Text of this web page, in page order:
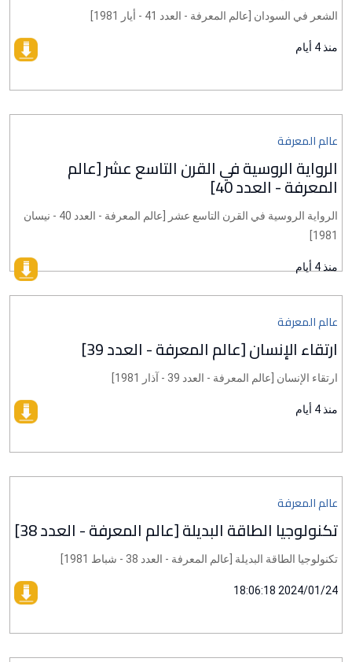
الشعر في السودان [عالم المعرفة - العدد 41 - أيار 1981]
منذ 4 أيام
عالم المعرفة
الرواية الروسية في القرن التاسع عشر [عالم
المعرفة - العدد 40]
الرواية الروسية في القرن التاسع عشر [عالم المعرفة - العدد 40 - نيسان
1981]
منذ 4 أيام
عالم المعرفة
ارتقاء الإنسان [عالم المعرفة - العدد 39]
ارتقاء الإنسان [عالم المعرفة - العدد 39 - آذار 1981]
منذ 4 أيام
عالم المعرفة
تكنولوجيا الطاقة البديلة [عالم المعرفة - العدد 38]
تكنولوجيا الطاقة البديلة [عالم المعرفة - العدد 38 - شباط 1981]
2024/01/24 18:06:18